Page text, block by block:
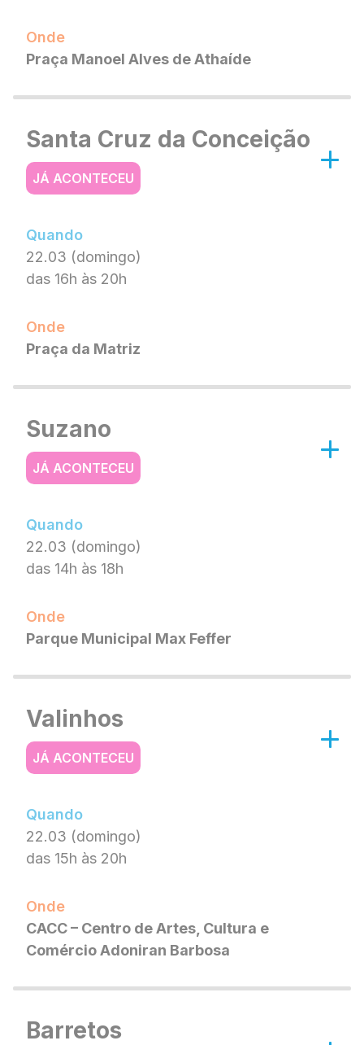
Onde
Praça Manoel Alves de Athaíde
Santa Cruz da Conceição
JÁ ACONTECEU
Quando
22.03 (domingo)
das 16h às 20h
Onde
Praça da Matriz
Suzano
JÁ ACONTECEU
Quando
22.03 (domingo)
das 14h às 18h
Onde
Parque Municipal Max Feffer
Valinhos
JÁ ACONTECEU
Quando
22.03 (domingo)
das 15h às 20h
Onde
CACC – Centro de Artes, Cultura e
Comércio Adoniran Barbosa
Barretos